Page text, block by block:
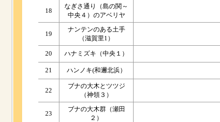
18
なぎさ通り（島の関～
中央４）のアベリヤ
19
ナンテンのある土手
（滋賀里1）
20 ハナミズキ（中央１）
21 ハンノキ(和邇北浜）
22
ブナの大木とツツジ
（神領３）
23
ブナの大木群（瀬田
２）